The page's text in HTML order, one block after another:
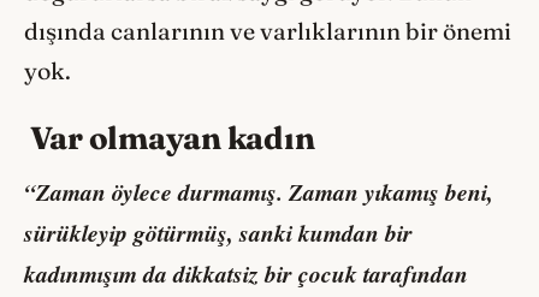
dışında canlarının ve varlıklarının bir önemi
yok.
Var olmayan kadın
“Zaman öylece durmamış. Zaman yıkamış beni,
sürükleyip götürmüş, sanki kumdan bir
kadınmışım da dikkatsiz bir çocuk tarafından